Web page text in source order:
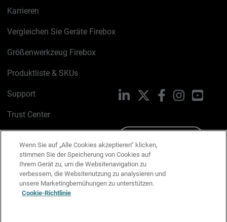
Karrieren
Vergleichen Sie Geräte Firebox
Größenwerkzeug Firebox
Produktliste & SKUs
Support
Trust Center
Cookie-Richtlinie
Datenschutzrichtlinie
Media & Brand Kit
LinkedIn FacebookInstagram
Wenn Sie auf „Alle Cookies akzeptieren“ klicken,
stimmen Sie der Speicherung von Cookies auf
Ihrem Gerät zu, um die Websitenavigation zu
verbessern, die Websitenutzung zu analysieren und
unsere Marketingbemühungen zu unterstützen.
Cookie-Richtlinie